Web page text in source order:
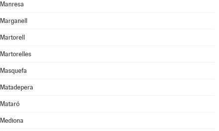
Manresa
Marganell
Martorell
Martorelles
Masquefa
Matadepera
Mataró
Mediona